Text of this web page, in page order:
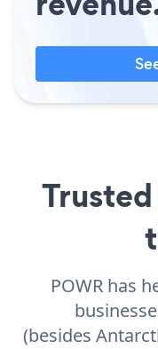
POWR has
(besides